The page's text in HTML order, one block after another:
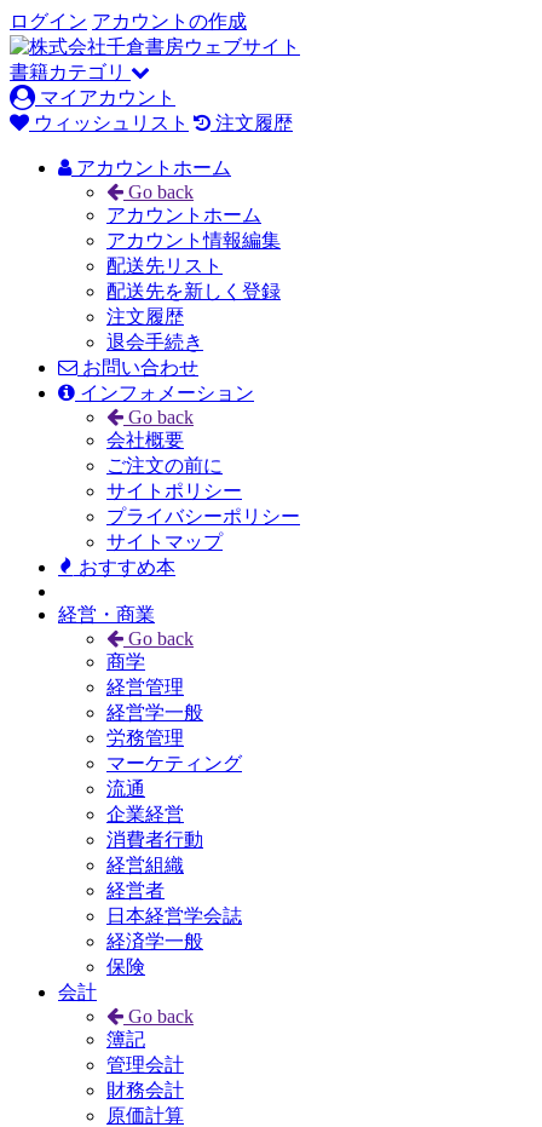
ログイン アカウントの作成
書籍カテゴリ
マイアカウント
ウィッシュリスト
注文履歴
アカウントホーム
Go back
アカウントホーム
アカウント情報編集
配送先リスト
配送先を新しく登録
注文履歴
退会手続き
お問い合わせ
インフォメーション
Go back
会社概要
ご注文の前に
サイトポリシー
プライバシーポリシー
サイトマップ
おすすめ本
経営・商業
Go back
商学
経営管理
経営学一般
労務管理
マーケティング
流通
企業経営
消費者行動
経営組織
経営者
日本経営学会誌
経済学一般
保険
会計
Go back
簿記
管理会計
財務会計
原価計算